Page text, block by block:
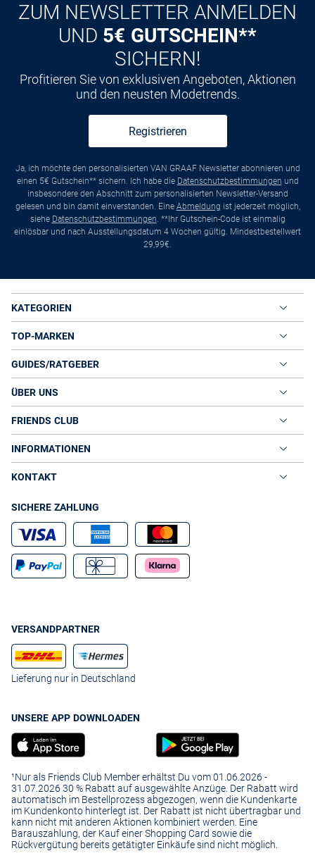
ZUM NEWSLETTER ANMELDEN
UND 5€ GUTSCHEIN**
SICHERN!
Profitieren Sie von exklusiven Angeboten, Aktionen
und den neusten Modetrends.
Registrieren
Ja, ich möchte den personalisierten VAN GRAAF Newsletter abonnieren und
einen 5€ Gutschein** sichern. Ich habe die Datenschutzbestimmungen und
insbesondere den Abschnitt zum personalisierten Newsletter-Versand
gelesen und bin damit einverstanden. Eine Abmeldung ist jederzeit möglich,
siehe Datenschutzbestimmungen. **Ihr Gutschein-Code ist einmalig
einlösbar und nach Ausstellungsdatum 4 Wochen gültig. Mindestbestellwert
29,99€.
KATEGORIEN
TOP-MARKEN
GUIDES/RATGEBER
ÜBER UNS
FRIENDS CLUB
INFORMATIONEN
KONTAKT
SICHERE ZAHLUNG
VERSANDPARTNER
Lieferung nur in Deutschland
UNSERE APP DOWNLOADEN
¹Nur als Friends Club Member erhältst Du vom 01.06.2026 -
31.07.2026 30 % Rabatt auf ausgewählte Anzüge. Der Rabatt wird
automatisch im Bestellprozess abgezogen, wenn die Kundenkarte
im Kundenkonto hinterlegt ist. Der Rabatt ist nicht übertragbar und
kann nicht mit anderen Aktionen kombiniert werden. Eine
Barauszahlung, der Kauf einer Shopping Card sowie die
Rückvergütung bereits getätigter Einkäufe sind nicht möglich.